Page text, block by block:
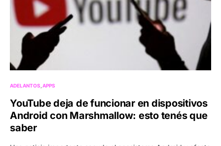
ADELANTOS APPS
YouTube deja de funcionar en dispositivos
Android con Marshmallow: esto tenés que
saber